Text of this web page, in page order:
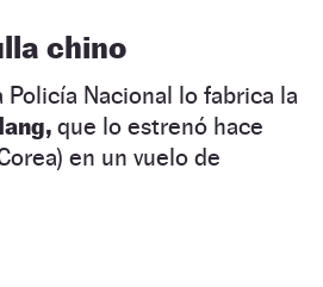
chino
Policía Nacional lo fabrica la
que lo estrenó hace
en un vuelo de